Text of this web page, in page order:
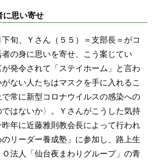
思い寄せ
旬、Ｙさん（５５）＝支部長＝がコ
の身に思いを寄せ、こう案じてい
発令されて「ステイホーム」と言わ
ない人たちはマスクを手に入れるこ
常に新型コロナウイルスの感染への
はないか〉。Ｙさんがこうした気持
年に近藤雅則教会長によって行われ
リーダー養成塾」に参加し、路上生
法人「仙台夜まわりグループ」の青